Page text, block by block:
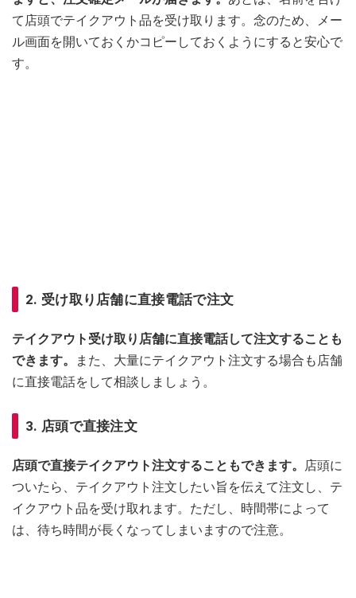
て店頭でテイクアウト品を受け取ります。念のため、メー
ル画面を開いておくかコピーしておくようにすると安心で
す。
2. 受け取り店舗に直接電話で注文
テイクアウト受け取り店舗に直接電話して注文することも
できます。
また、大量にテイクアウト注文する場合も店舗
に直接電話をして相談しましょう。
3. 店頭で直接注文
店頭で直接テイクアウト注文することもできます。
店頭に
ついたら、テイクアウト注文したい旨を伝えて注文し、テ
イクアウト品を受け取れます。ただし、時間帯によって
は、待ち時間が長くなってしまいますので注意。